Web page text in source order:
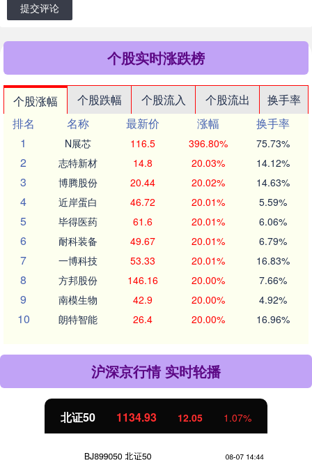
提交评论
个股实时涨跌榜
个股涨幅 个股跌幅 个股流入 个股流出
换手率
排名
名称 最新价 涨幅
换手率
1
N展芯 116.5 396.80% 75.73%
2 志特新材 14.8 20.03% 14.12%
3 博腾股份 20.44 20.02% 14.63%
4 近岸蛋白 46.72 20.01% 5.59%
5 毕得医药 61.6 20.01% 6.06%
6 耐科装备 49.67 20.01% 6.79%
7 一博科技 53.33 20.01% 16.83%
8 方邦股份 146.16 20.00% 7.66%
9 南模生物 42.9 20.00% 4.92%
10 朗特智能 26.4 20.00% 16.96%
沪深京行情 实时轮播
北证50 1134.93 12.05 1.07%